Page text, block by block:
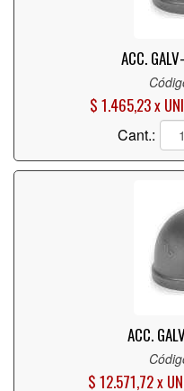
ACC.
$ 1.465,23 x
Cant.:
ACC.
$ 12.571,72 x